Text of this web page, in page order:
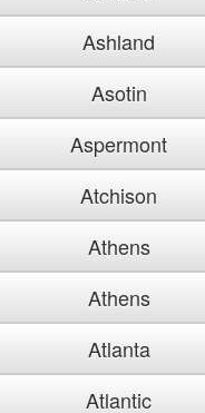
Ashland
Asotin
Aspermont
Atchison
Athens
Athens
Atlanta
Atlantic